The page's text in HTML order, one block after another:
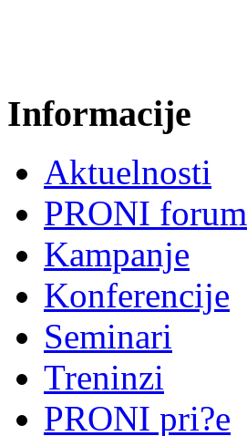
Informacije
Aktuelnosti
PRONI forum
Kampanje
Konferencije
Seminari
Treninzi
PRONI pri?e